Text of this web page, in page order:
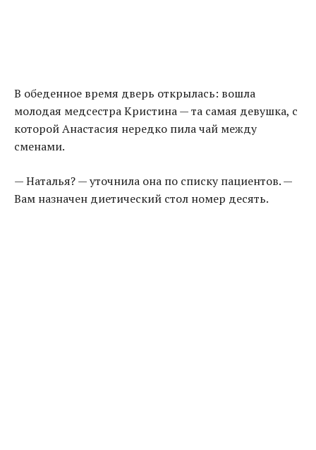
В обеденное время дверь открылась: вошла
молодая медсестра Кристина — та самая девушка, с
которой Анастасия нередко пила чай между
сменами.
— Наталья? — уточнила она по списку пациентов. —
Вам назначен диетический стол номер десять.